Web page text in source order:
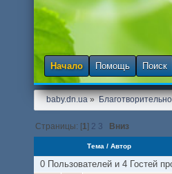
Начало Помощь Поиск
baby.dn.ua»
Страницы: [1] 2 3 Вниз
Тема / Автор
0 Пользователей и 4 Гостей